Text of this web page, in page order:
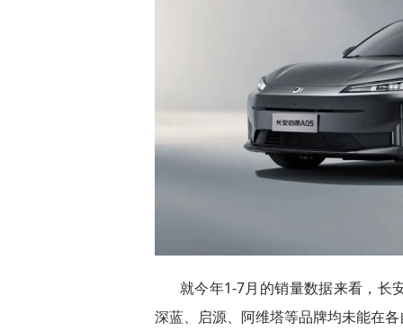
就今年1-7月的销量数据来看，长
深蓝、启源、阿维塔等品牌均未能在